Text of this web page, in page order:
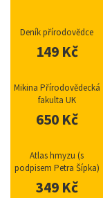
Deník přírodovědce
149 Kč
Mikina Přírodovědecká
fakulta UK
650 Kč
Atlas hmyzu (s
podpisem Petra Šípka)
349 Kč